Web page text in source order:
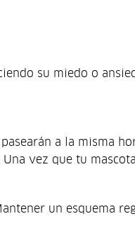
su miedo o
a la misma
vez que tu
un esquema